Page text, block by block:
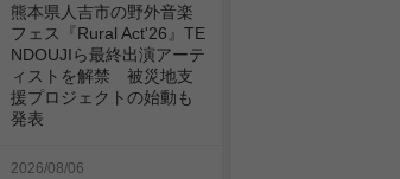
熊本県人吉市の野外音楽
フェス『Rural Act'26』TE
NDOUJIら最終出演アーテ
ィストを解禁 被災地支
援プロジェクトの始動も
発表
2026/08/06